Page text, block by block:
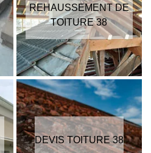
REHAUSSEMENT DE
TOITURE 38
DEVIS TOITURE 38